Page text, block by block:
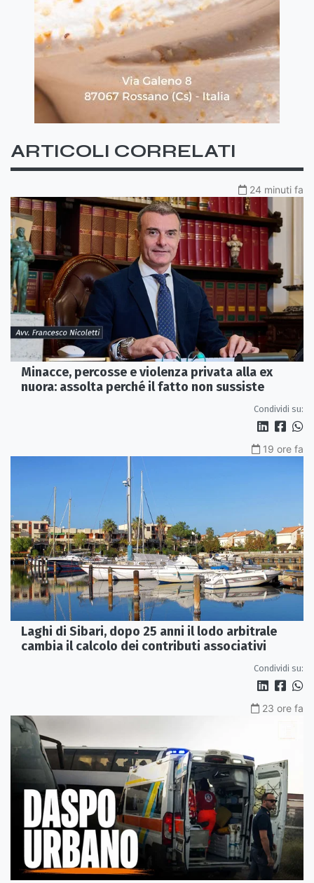
ARTICOLI CORRELATI
24 minuti fa
Minacce, percosse e violenza privata alla ex
nuora: assolta perché il fatto non sussiste
Condividi su:
19 ore fa
Laghi di Sibari, dopo 25 anni il lodo arbitrale
cambia il calcolo dei contributi associativi
Condividi su:
23 ore fa